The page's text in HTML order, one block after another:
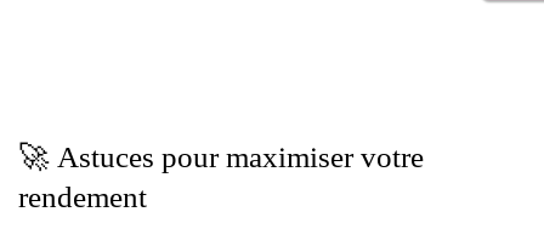
🚀 Astuces pour maximiser votre
rendement